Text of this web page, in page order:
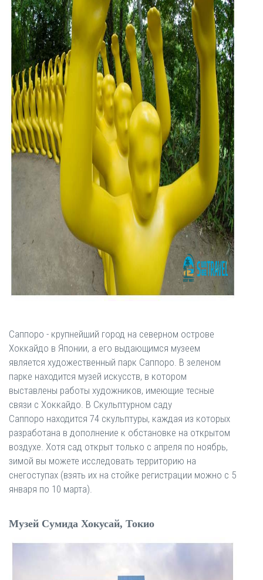
Саппоро - крупнейший город на северном острове
Хоккайдо в Японии, а его выдающимся музеем
является художественный парк Саппоро. В зеленом
парке находится музей искусств, в котором
выставлены работы художников, имеющие тесные
связи с Хоккайдо. В Скульптурном саду
Саппоро находится 74 скульптуры, каждая из которых
разработана в дополнение к обстановке на открытом
воздухе. Хотя сад открыт только с апреля по ноябрь,
зимой вы можете исследовать территорию на
снегоступах (взять их на стойке регистрации можно с 5
января по 10 марта).
Музей Сумида Хокусай, Токио